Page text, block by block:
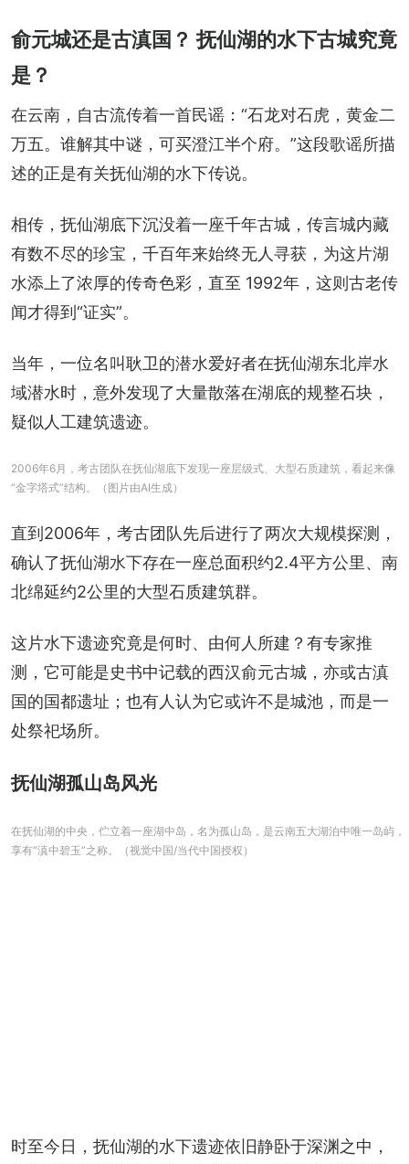
俞元城还是古滇国？ 抚仙湖的水下古城究竟
是？
在云南，自古流传着一首民谣：“石龙对石虎，黄金二
万五。谁解其中谜，可买澄江半个府。”这段歌谣所描
述的正是有关抚仙湖的水下传说。
相传，抚仙湖底下沉没着一座千年古城，传言城内藏
有数不尽的珍宝，千百年来始终无人寻获，为这片湖
水添上了浓厚的传奇色彩，直至 1992年，这则古老传
闻才得到“证实”。
当年，一位名叫耿卫的潜水爱好者在抚仙湖东北岸水
域潜水时，意外发现了大量散落在湖底的规整石块，
疑似人工建筑遗迹。
2006年6月，考古团队在抚仙湖底下发现一座层级式、大型石质建筑，看起来像
“金字塔式”结构。（图片由AI生成）
直到2006年，考古团队先后进行了两次大规模探测，
确认了抚仙湖水下存在一座总面积约2.4平方公里、南
北绵延约2公里的大型石质建筑群。
这片水下遗迹究竟是何时、由何人所建？有专家推
测，它可能是史书中记载的西汉俞元古城，亦或古滇
国的国都遗址；也有人认为它或许不是城池，而是一
处祭祀场所。
抚仙湖孤山岛风光
在抚仙湖的中央，伫立着一座湖中岛，名为孤山岛，是云南五大湖泊中唯一岛屿，
享有“滇中碧玉”之称。（视觉中国/当代中国授权）
时至今日，抚仙湖的水下遗迹依旧静卧于深渊之中，